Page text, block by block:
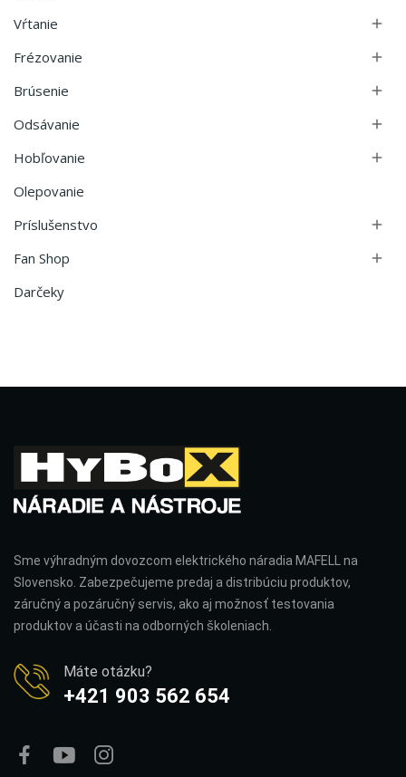
Vŕtanie 
Frézovanie 
Brúsenie 
Odsávanie 
Hobľovanie 
Olepovanie
Príslušenstvo

Fan Shop 
Darčeky
Sme výhradným dovozcom elektrického náradia MAFELL na
Slovensko. Zabezpečujeme predaj a distribúciu produktov,
záručný a pozáručný servis, ako aj možnosť testovania
produktov a účasti na odborných školeniach.
Máte otázku?
+421 903 562 654